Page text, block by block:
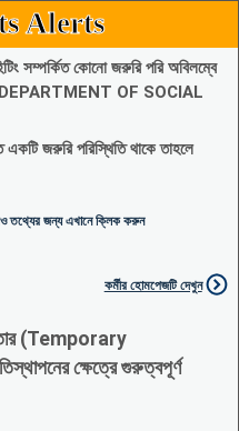
Alerts
সম্পর্কিত কোনো জরুরি পরি অবিলম্বে
(DEPARTMENT OF SOCIAL
একটি জরুরি পরিস্থিতি থাকে তাহলে
তথ্যের জন্য এখানে ক্লিক করুন
কর্মীর হোমপেজটি দেখুন
(Temporary
ক্ষেত্রে গুরুত্বপূর্ণ